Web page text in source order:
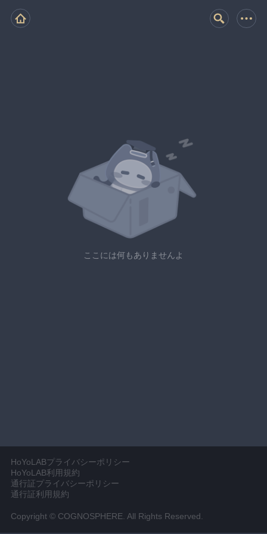
ここには何もありませんよ
HoYoLABプライバシーポリシー
HoYoLAB利用規約
通行証プライバシーポリシー
通行証利用規約
Copyright © COGNOSPHERE. All Rights Reserved.